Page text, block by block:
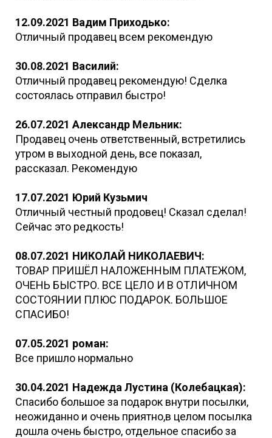
12.09.2021 Вадим Приходько:
Отличный продавец всем рекомендую
30.08.2021 Василий:
Отличный продавец рекомендую! Сделка
состоялась отправил быстро!
26.07.2021 Александр Мельник:
Продавец очень ответственный, встретились
утром в выходной день, все показал,
рассказал. Рекомендую
17.07.2021 Юрий Кузьмич
Отличный честный продовец! Сказал сделал!
Сейчас это редкость!
08.07.2021 НИКОЛАЙ НИКОЛАЕВИЧ:
ТОВАР ПРИШЁЛ НАЛОЖЕННЫМ ПЛАТЕЖОМ,
ОЧЕНЬ БЫСТРО. ВСЕ ЦЕЛО И В ОТЛИЧНОМ
СОСТОЯНИИ ПЛЮС ПОДАРОК. БОЛЬШОЕ
СПАСИБО!
07.05.2021 роман:
Все пришло нормально
30.04.2021 Надежда Лустина (Колебацкая):
Спасибо большое за подарок внутри посылки,
неожиданно и очень приятно,в целом посылка
дошла очень быстро, отдельное спасибо за